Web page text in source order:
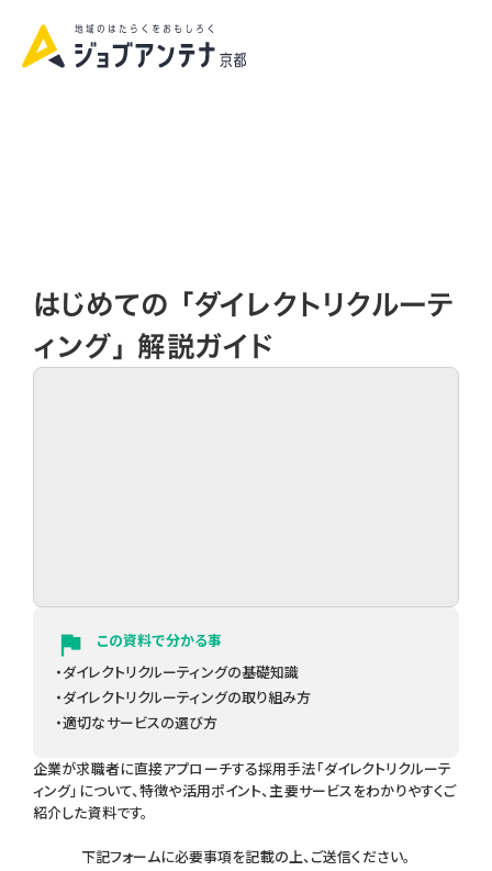
はじめての 「ダイレクトリクルーテ
ィング」 解説ガイド
flag
この資料で分かる事
・ダイレクトリクルーティングの基礎知識
・ダイレクトリクルーティングの取り組み方
・適切なサービスの選び方
企業が求職者に直接アプローチする採用手法「ダイレクトリクルーテ
ィング」について、特徴や活用ポイント、主要サービスをわかりやすくご
紹介した資料です。
下記フォームに必要事項を記載の上、ご送信ください。